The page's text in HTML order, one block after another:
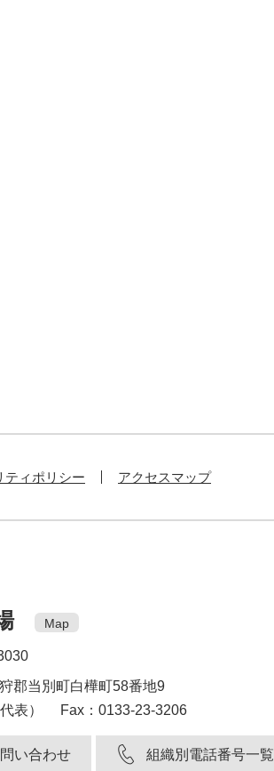
ティポリシー アクセスマップ
Map
郡当別町白樺町58番地9
代表） Fax：0133-23-3206
い合わせ 組織別電話番号一覧